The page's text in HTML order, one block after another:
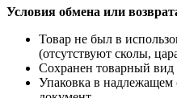
Условия обмена или
Товар не был в
(отсутствуют сколы,
Сохранен товарный вид
Упаковка в надлежащем